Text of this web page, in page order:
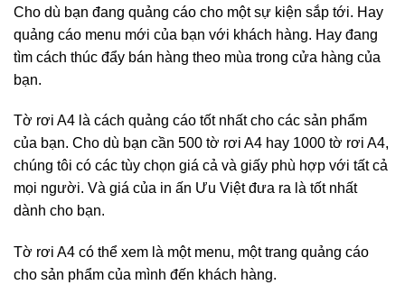
Cho dù bạn đang quảng cáo cho một sự kiện sắp tới. Hay
quảng cáo menu mới của bạn với khách hàng. Hay đang
tìm cách thúc đẩy bán hàng theo mùa trong cửa hàng của
bạn.
Tờ rơi A4 là cách quảng cáo tốt nhất cho các sản phẩm
của bạn. Cho dù bạn cần 500 tờ rơi A4 hay 1000 tờ rơi A4,
chúng tôi có các tùy chọn giá cả và giấy phù hợp với tất cả
mọi người. Và giá của in ấn Ưu Việt đưa ra là tốt nhất
dành cho bạn.
Tờ rơi A4 có thể xem là một menu, một trang quảng cáo
cho sản phẩm của mình đến khách hàng.